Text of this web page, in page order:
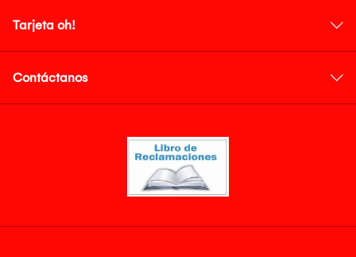
Tarjeta oh!
Contáctanos